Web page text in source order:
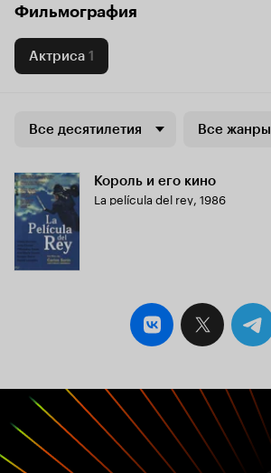
Фильмография
Актриса 1
Все десятилетия Все жанры
Король и его кино
La película del rey, 1986